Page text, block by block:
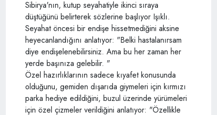
Sibirya'nın, kutup seyahatiyle ikinci sıraya
düştüğünü belirterek sözlerine başlıyor Işıklı.
Seyahat öncesi bir endişe hissetmediğini aksine
heyecanlandığını anlatıyor: "Belki hastalanırsam
diye endişelenebilirsiniz. Ama bu her zaman her
yerde başınıza gelebilir. "
Özel hazırlıklarının sadece kıyafet konusunda
olduğunu, gemiden dışarıda giymeleri için kırmızı
parka hediye edildiğini, buzul üzerinde yürümeleri
için özel çizmeler verildiğini anlatıyor: "Özellikle